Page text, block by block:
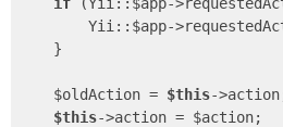
Yii::$app-
    }
    $oldAction =
$this-
$this->action = $action;